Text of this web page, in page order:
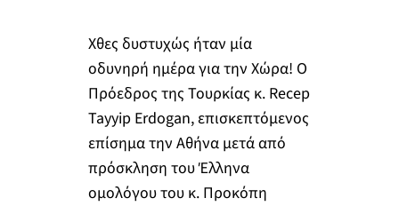
Χθες δυστυχώς ήταν μία
οδυνηρή ημέρα για την Χώρα! Ο
Πρόεδρος της Τουρκίας κ. Recep
Tayyip Erdogan, επισκεπτόμενος
επίσημα την Αθήνα μετά από
πρόσκληση του Έλληνα
ομολόγου του κ. Προκόπη